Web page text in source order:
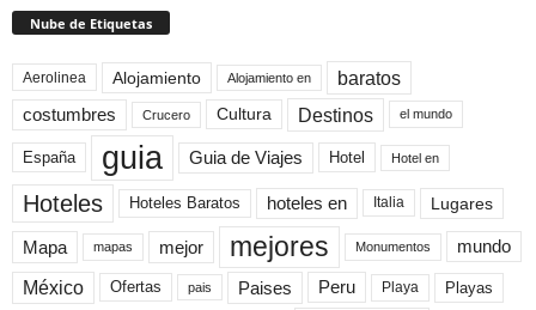
Nube de Etiquetas
Aerolinea Alojamiento Alojamiento en baratos
costumbres Crucero Cultura Destinos el mundo
España guia Guia de Viajes Hotel Hotel en
Hoteles Hoteles Baratos hoteles en Italia Lugares
Mapa mapas mejor mejores Monumentos mundo
México Ofertas pais Paises Peru Playa Playas